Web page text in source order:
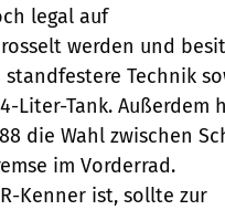
legal auf
werden und
Technik
Liter-Tank. Außerdem
die Wahl zwischen
im Vorderrad.
Kenner ist, sollte zur